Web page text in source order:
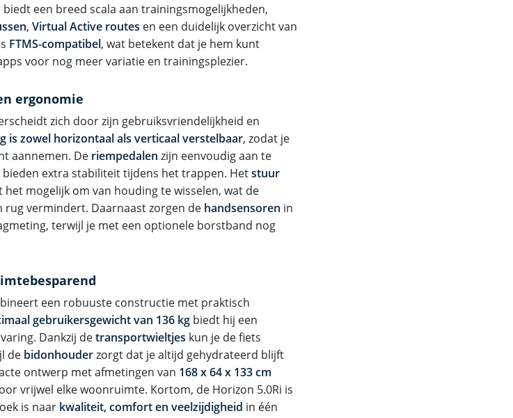
biedt een breed scala aan trainingsmogelijkheden,
, Virtual Active routes en een duidelijk overzicht van
FTMS-compatibel, wat betekent dat je hem kunt
voor nog meer variatie en trainingsplezier.
ergonomie
zich door zijn gebruiksvriendelijkheid en
is zowel horizontaal als verticaal verstelbaar, zodat je
aannemen. De riempedalen zijn eenvoudig aan te
bieden extra stabiliteit tijdens het trappen. Hetstuur
het mogelijk om van houding te wisselen, wat de
rug vermindert. Daarnaast zorgen de handsensoren in
terwijl je met een optionele borstband nog
een robuuste constructie met praktisch
gebruikersgewicht van 136 kg biedt hij een
Dankzij detransportwieltjes kun je de fiets
de bidonhouderzorgt dat je altijd gehydrateerd blijft
ontwerp met afmetingen van 168 x 64 x 133 cm
vrijwel elke woonruimte. Kortom, de Horizon 5.0Ri is
is naar kwaliteit, comfort en veelzijdigheid in één